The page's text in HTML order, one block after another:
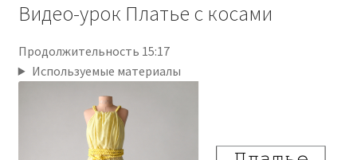
Видео-урок Платье с косами
Продолжительность 15:17
Используемые материалы